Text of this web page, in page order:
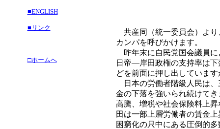
■ENGLISH
■リンク
□ホームへ
共産同（統一委員会）より
カンパを呼びかけます。
昨年末に自民党国会議員に
日帝―岸田政権の支持率は
どを前面に押し出していま
日本の労働者階級人民は、
金の下落を強いられ続けて
高騰、増税や社会保険料上
田は一部上層労働者の賃金
困窮化の只中にある圧倒的